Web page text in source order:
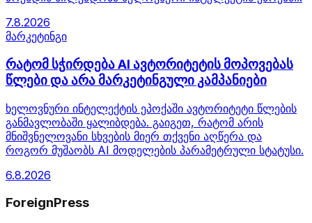
7.8.2026
მარკეტინგი
რატომ სჭირდება AI ავტორიტეტის მოპოვებას
წლები და არა მარკეტინგული კამპანიები
ხელოვნური ინტელექტის ეპოქაში ავტორიტეტი წლების
განმავლობაში ყალიბდება. გაიგეთ, რატომ არის
მნიშვნელოვანი სხვების მიერ თქვენი აღწერა და
როგორ მუშაობს AI მოდელების პარამეტრული სტატუსი.
6.8.2026
ForeignPress